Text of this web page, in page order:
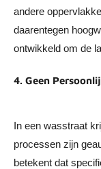
andere
daarentegen
ontwikkeld om de
4. Geen
In een wasstraat
processen zijn
betekent dat